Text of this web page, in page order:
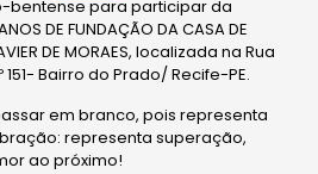
bentense para participar da
DE FUNDAÇÃO DA CASA DE
DE MORAES, localizada na Rua
Bairro do Prado/ Recife-PE.
em branco, pois representa
representa superação,
ao próximo!